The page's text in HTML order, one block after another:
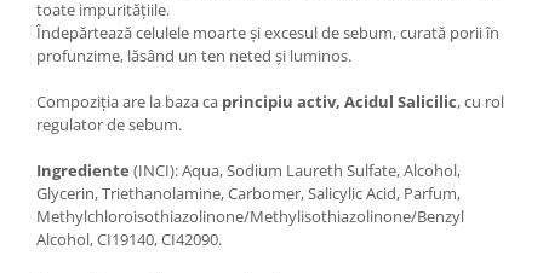
toate impuritățiile.
Îndepărtează celulele moarte și excesul de sebum, curată porii în
profunzime, lăsând un ten neted și luminos.
Compoziția are la baza ca principiu activ, Acidul Salicilic, cu rol
regulator de sebum.
Ingrediente (INCI): Aqua, Sodium Laureth Sulfate, Alcohol,
Glycerin, Triethanolamine, Carbomer, Salicylic Acid, Parfum,
Methylchloroisothiazolinone/Methylisothiazolinone/Benzyl
Alcohol, CI19140, CI42090.